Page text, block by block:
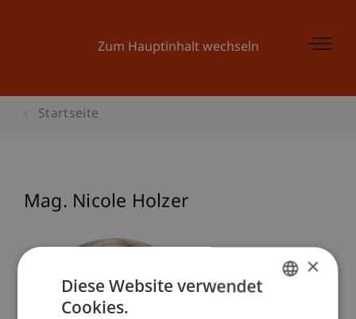
Zum Hauptinhalt wechseln
Startseite
Mag. Nicole Holzer
×
Diese Website verwendet
Cookies.